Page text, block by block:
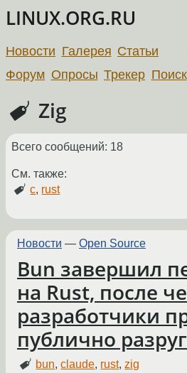
LINUX.ORG.RU
Новости Галерея Статьи
Форум Опросы Трекер Поиск
Zig
Всего сообщений: 18
См. также:
c, rust
Новости — Open Source
Bun завершил
на Rust, после
разработчики
публично
bun,claude, rust,zig